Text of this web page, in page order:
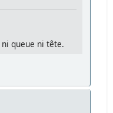
queue ni tête.